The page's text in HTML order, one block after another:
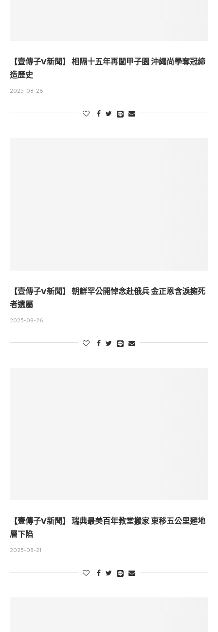
【壹傳子V新聞】 相隔十五年再闖甲子園 沖繩尚學奪冠締
造歷史
2025-08-26
【壹傳子V新聞】 朝鮮罕公開悼念赴俄兵 金正恩含淚擁死
者遺屬
2025-08-26
【壹傳子V新聞】 瑞典最美百年教堂搬家 東移五公里避地
層下陷
2025-08-21